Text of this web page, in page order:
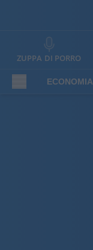
ZUPPA DI PORRO
ECONOMIA